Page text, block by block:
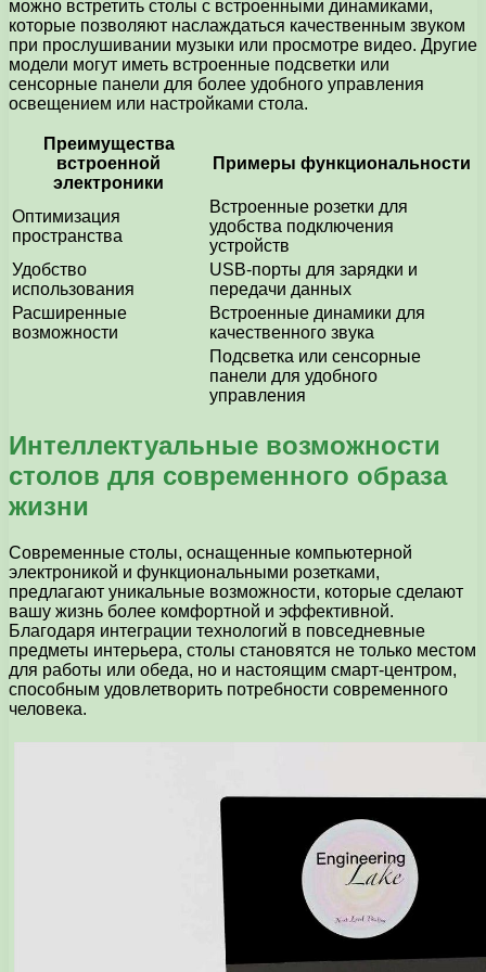
можно встретить столы с встроенными динамиками,
которые позволяют наслаждаться качественным звуком
при прослушивании музыки или просмотре видео. Другие
модели могут иметь встроенные подсветки или
сенсорные панели для более удобного управления
освещением или настройками стола.
Преимущества
встроенной
электроники
Примеры функциональности
Оптимизация
пространства
Встроенные розетки для
удобства подключения
устройств
Удобство
использования
USB-порты для зарядки и
передачи данных
Расширенные
возможности
Встроенные динамики для
качественного звука
Подсветка или сенсорные
панели для удобного
управления
Интеллектуальные возможности
столов для современного образа
жизни
Современные столы, оснащенные компьютерной
электроникой и функциональными розетками,
предлагают уникальные возможности, которые сделают
вашу жизнь более комфортной и эффективной.
Благодаря интеграции технологий в повседневные
предметы интерьера, столы становятся не только местом
для работы или обеда, но и настоящим смарт-центром,
способным удовлетворить потребности современного
человека.